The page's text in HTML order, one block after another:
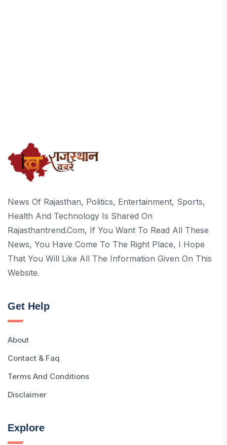
News Of Rajasthan, Politics, Entertainment, Sports,
Health And Technology Is Shared On
Rajasthantrend.com, If You Want To Read All These
News, You Have Come To The Right Place, I Hope
That You Will Like All The Information Given On This
Website.
Get Help
About
Contact & Faq
Terms And Conditions
Disclaimer
Explore